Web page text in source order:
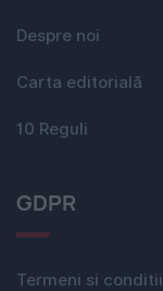
Despre noi
Carta editorială
10 Reguli
GDPR
Termeni si conditii